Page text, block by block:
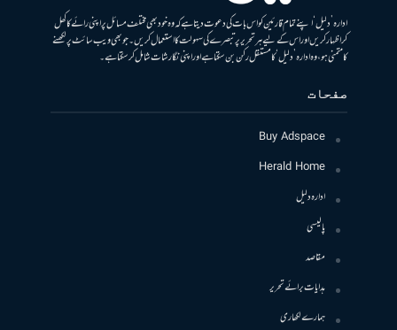
ادارہ ’دلیل‘ اپنے تمام قارئین کو اس بات کی دعوت دیتا ہے کہ وہ خود بھی مختلف مسائل پر اپنی رائے کا کھل
کر اظہار کریں اور اس کے لیے ہر تحریر پر تبصرے کی سہولت کا استعمال کریں۔ جو بھی ویب سائٹ پر لکھنے
کا متمنی ہو، وہ ادارہ ’دلیل‘ کا مستقل رکن بن سکتا ہے اور اپنی نگارشات شامل کرسکتا ہے۔
صفحات
Buy Adspace
Herald Home
ادارہ دلیل
پالیسی
مقاصد
ہدایات برائے تحریر
ہمارے لکھاری